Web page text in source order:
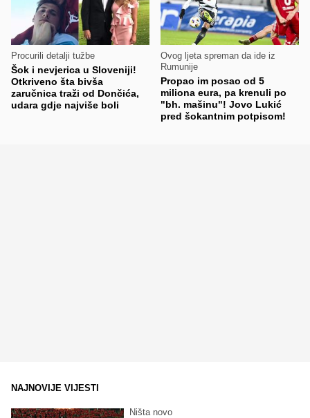
Procurili detalji tužbe
Šok i nevjerica u Sloveniji!
Otkriveno šta bivša
zaručnica traži od Dončića,
udara gdje najviše boli
Ovog ljeta spreman da ide iz
Rumunije
Propao im posao od 5
miliona eura, pa krenuli po
"bh. mašinu"! Jovo Lukić
pred šokantnim potpisom!
NAJNOVIJE VIJESTI
Ništa novo